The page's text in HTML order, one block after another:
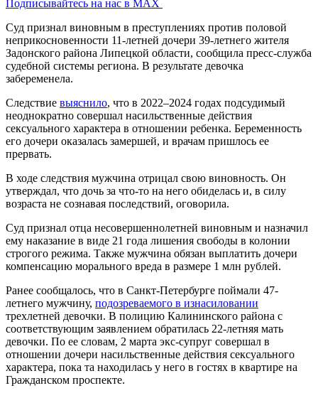
Подписывайтесь на нас в MAX
Суд признал виновным в преступлениях против половой
неприкосновенности 11-летней дочери 39-летнего жителя
Задонского района Липецкой области, сообщила пресс-служба
судебной системы региона. В результате девочка
забеременела.
Следствие выяснило, что в 2022–2024 годах подсудимый
неоднократно совершал насильственные действия
сексуального характера в отношении ребенка. Беременность
его дочери оказалась замершей, и врачам пришлось ее
прервать.
В ходе следствия мужчина отрицал свою виновность. Он
утверждал, что дочь за что-то на него обиделась и, в силу
возраста не сознавая последствий, оговорила.
Суд признал отца несовершеннолетней виновным и назначил
ему наказание в виде 21 года лишения свободы в колонии
строгого режима. Также мужчина обязан выплатить дочери
компенсацию морального вреда в размере 1 млн рублей.
Ранее сообщалось, что в Санкт-Петербурге поймали 47-
летнего мужчину, подозреваемого в изнасиловании
трехлетней девочки. В полицию Калининского района с
соответствующим заявлением обратилась 22-летняя мать
девочки. По ее словам, 2 марта экс-супруг совершал в
отношении дочери насильственные действия сексуального
характера, пока та находилась у него в гостях в квартире на
Гражданском проспекте.